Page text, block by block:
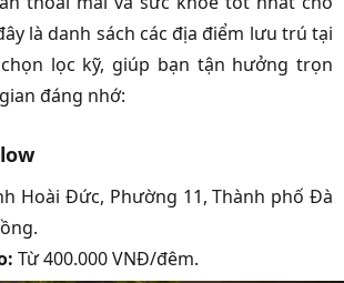
là danh sách các địa điểm lưu trú tại
lọc kỹ, giúp bạn tận hưởng trọn
đáng nhớ:
Hoài Đức, Phường 11, Thành phố Đà
Từ 400.000 VNĐ/đêm.